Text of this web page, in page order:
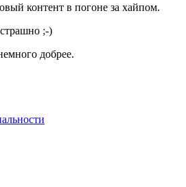
контент в погоне за хайпом.
;-)
добрее.